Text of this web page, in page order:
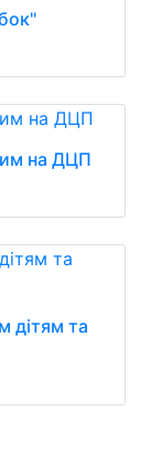
на ДЦП
дітям та